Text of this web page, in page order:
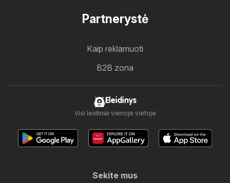
Partnerystė
Kaip reklamuoti
B2B zona
Eleidinys
Visi leidiniai vienoje vietoje
Sekite mus